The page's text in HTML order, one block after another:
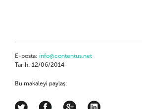
E-posta: info@contentus.net
Tarih: 12/06/2014
Bu makaleyi paylaş: